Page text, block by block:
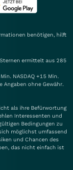
benötigen, hilft
ermittelt aus 285
NASDAQ +15 Min.
Angaben ohne Gewähr.
als ihre Befürwortung
Interessenten und
Bedingungen zu
möglichst umfassend
und Chancen des
das nicht einfach ist